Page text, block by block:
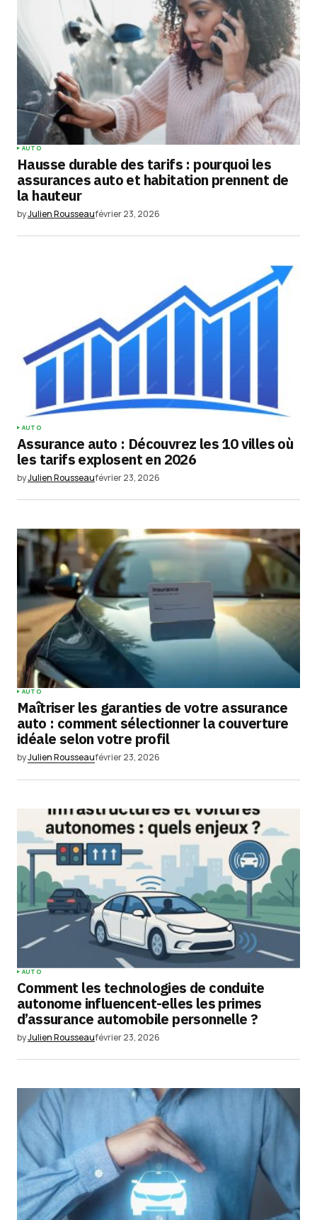
Comment
Your Name*
Your E-mail*
Enregistrer mon nom, mon e-mail et mon
site dans le navigateur pour mon prochain
AUTO
Hausse durable des tarifs : pourquoi les
assurances auto et habitation prennent de
la hauteur
byJulien Rousseaufévrier 23, 2026
AUTO
Assurance auto : Découvrez les 10 villes où
les tarifs explosent en 2026
byJulien Rousseaufévrier 23, 2026
AUTO
Maîtriser les garanties de votre assurance
auto : comment sélectionner la couverture
idéale selon votre profil
byJulien Rousseaufévrier 23, 2026
AUTO
Comment les technologies de conduite
autonome influencent-elles les primes
d’assurance automobile personnelle ?
byJulien Rousseaufévrier 23, 2026